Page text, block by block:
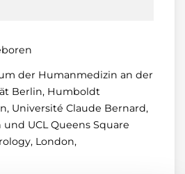
der Humanmedizin an der
Berlin, Humboldt
Université Claude Bernard,
und UCL Queens Square
London,